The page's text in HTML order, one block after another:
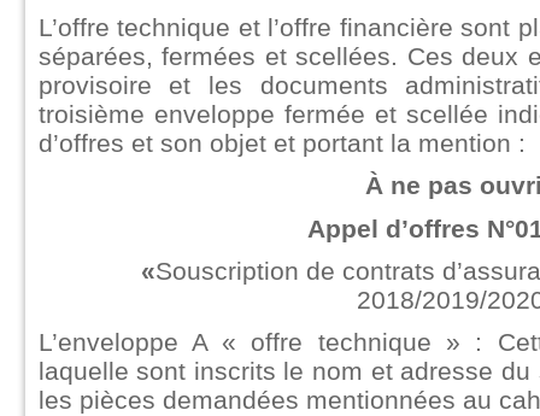
L’offre technique et l’offre financière sont
séparées, fermées et scellées. Ces deux
provisoire et les documents
troisième enveloppe fermée et scellée
d’offres et son objet et portant la mention :
À ne pas
Appel d’offres
«Souscription de contrats
2018/2019/
L’enveloppe A « offre technique » :
laquelle sont inscrits le nom et adresse
les pièces demandées mentionnées au